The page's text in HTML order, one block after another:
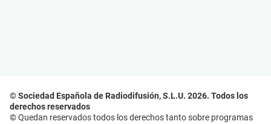
© Sociedad Española de Radiodifusión, S.L.U. 2026. Todos los
derechos reservados
© Quedan reservados todos los derechos tanto sobre programas